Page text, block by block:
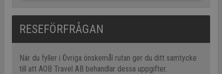
RESEFÖRFRÅGAN
När du fyller i Övriga önskemål rutan ger du ditt samtycke
till att AOB Travel AB behandlar dessa uppgifter.